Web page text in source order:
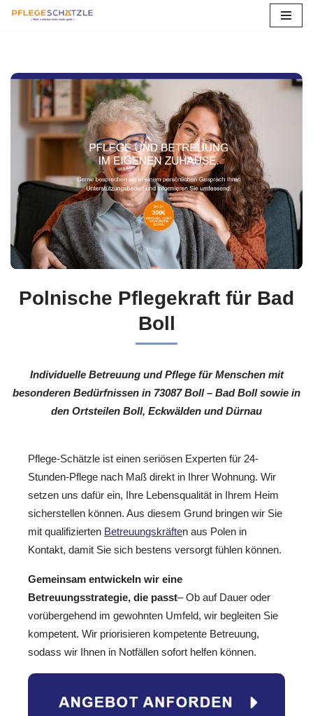
springen
Polnische Pflegekraft für Bad
Boll
Individuelle Betreuung und Pflege für Menschen mit
besonderen Bedürfnissen in 73087 Boll – Bad Boll sowie in
den Ortsteilen Boll, Eckwälden und Dürnau
Pflege-Schätzle ist einen seriösen Experten für 24-
Stunden-Pflege nach Maß direkt in Ihrer Wohnung. Wir
setzen uns dafür ein, Ihre Lebensqualität in Ihrem Heim
sicherstellen können. Aus diesem Grund bringen wir Sie
mit qualifizierten Betreuungskräften aus Polen in
Kontakt, damit Sie sich bestens versorgt fühlen können.
Gemeinsam entwickeln wir eine
Betreuungsstrategie, die passt– Ob auf Dauer oder
vorübergehend im gewohnten Umfeld, wir begleiten Sie
kompetent. Wir priorisieren kompetente Betreuung,
sodass wir Ihnen in Notfällen sofort helfen können.